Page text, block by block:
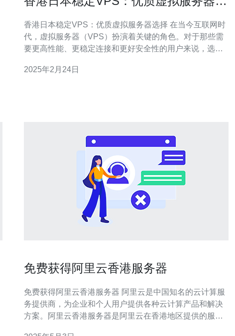
香港日本稳定VPS：优质虚拟服务器选择 在当今互联网时
代，虚拟服务器（VPS）扮演着关键的角色。对于那些需
要更高性能、更稳定连接和更好安全性的用户来说，选择
区稳定的VPS提供商，并探讨为什么它们是优质虚拟服务
2025年2月24日
免费获得阿里云香港服务器
免费获得阿里云香港服务器 阿里云是中国知名的云计算服
务提供商，为企业和个人用户提供各种云计算产品和解决
方案。阿里云香港服务器是阿里云在香港地区提供的服务